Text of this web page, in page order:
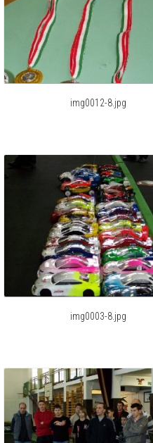
img0012-8.jpg
img0003-8.jpg